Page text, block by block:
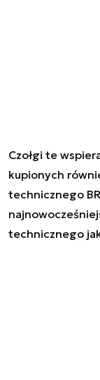
Czołgi te
kupionych
technicznego
technicznego